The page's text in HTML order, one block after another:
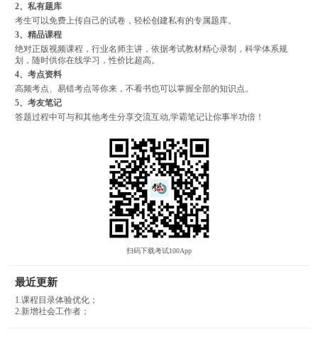
2、私有题库
考生可以免费上传自己的试卷，轻松创建私有的专属题库。
3、精品课程
绝对正版视频课程，行业名师主讲，依据考试教材精心录制，科学体系规
划，随时供你在线学习，性价比超高。
4、考点资料
高频考点、易错考点等你来，不看书也可以掌握全部的知识点。
5、考友笔记
答题过程中可与和其他考生分享交流互动,学霸笔记让你事半功倍！
扫码下载考试100App
最近更新
1.课程目录体验优化；
2.新增社会工作者；